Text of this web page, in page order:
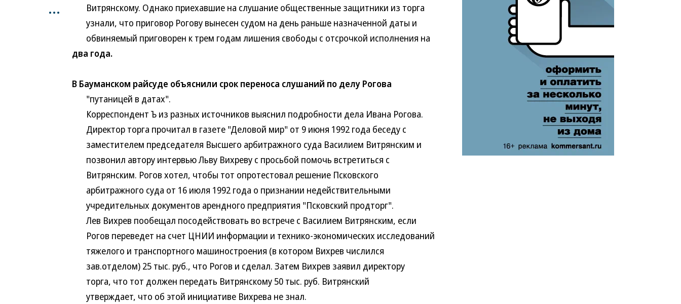
...
Витрянскому. Однако приехавшие на слушание общественные защитники из торга
узнали, что приговор Рогову вынесен судом на день раньше назначенной даты и
обвиняемый приговорен к трем годам лишения свободы с отсрочкой исполнения на
два года.
В Бауманском райсуде объяснили срок переноса слушаний по делу Рогова
"путаницей в датах".
Корреспондент Ъ из разных источников выяснил подробности дела Ивана Рогова.
Директор торга прочитал в газете "Деловой мир" от 9 июня 1992 года беседу с
заместителем председателя Высшего арбитражного суда Василием Витрянским и
позвонил автору интервью Льву Вихреву с просьбой помочь встретиться с
Витрянским. Рогов хотел, чтобы тот опротестовал решение Псковского
арбитражного суда от 16 июля 1992 года о признании недействительными
учредительных документов арендного предприятия "Псковский продторг".
Лев Вихрев пообещал посодействовать во встрече с Василием Витрянским, если
Рогов переведет на счет ЦНИИ информации и технико-экономических исследований
тяжелого и транспортного машиностроения (в котором Вихрев числился
зав.отделом) 25 тыс. руб., что Рогов и сделал. Затем Вихрев заявил директору
торга, что тот должен передать Витрянскому 50 тыс. руб. Витрянский
утверждает, что об этой инициативе Вихрева не знал.